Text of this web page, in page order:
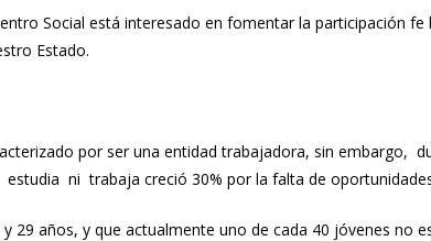
Social está interesado en fomentar la participación fe
Estado.
por ser una entidad trabajadora, sin embargo,
ni trabaja creció 30% por la falta de
29 años, y que actualmente uno de cada 40 jóvenes no